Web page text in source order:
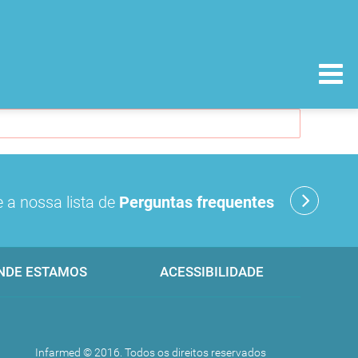
a nossa lista de Perguntas frequentes
ESTAMOS ACESSIBILIDADE
Infarmed © 2016. Todos os direitos reservados